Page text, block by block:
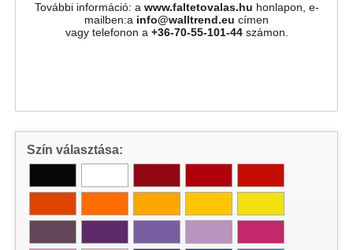
További információ: a www.faltetovalas.hu honlapon, e-
mailben:a info@walltrend.eu címen
vagy telefonon a +36-70-55-101-44 számon.
Szín választása: